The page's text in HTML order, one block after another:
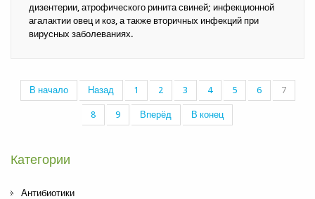
дизентерии, атрофического ринита свиней; инфекционной
агалактии овец и коз, а также вторичных инфекций при
вирусных заболеваниях.
В начало Назад 1 2 3 4 5 6 7
8 9 Вперёд В конец
Категории
Антибиотики